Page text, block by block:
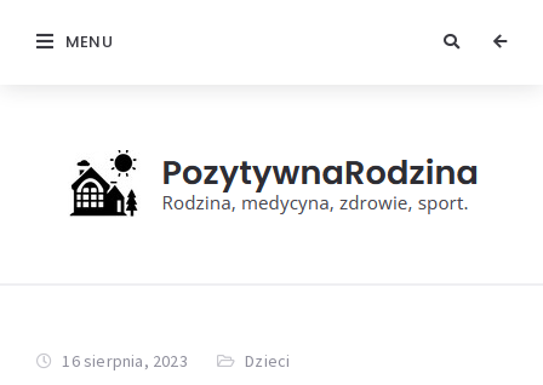
MENU
16 sierpnia, 2023 Dzieci